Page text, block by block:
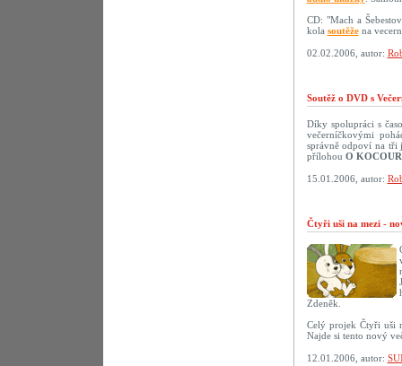
CD: "Mach a
kola soutěžena
02.02.2006, autor:
Soutěž o DVD s
Díky spolupráci s
večerníčkovými
správně odpoví na tři
přílohou O
15.01.2006, autor:
Čtyři uši na mezi -
Zdeněk.
Celý projek Čtyři uši
Najde si tento nový
12.01.2006, autor: